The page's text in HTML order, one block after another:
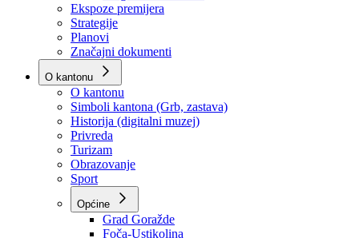
Vlada
Poslovnik
Program rada Vlade
Ekspoze premijera
Strategije
Planovi
Značajni dokumenti
O kantonu
O kantonu
Simboli kantona (Grb, zastava)
Historija (digitalni muzej)
Privreda
Turizam
Obrazovanje
Sport